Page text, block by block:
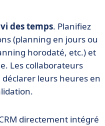
des temps. Planifiez
(planning en jours ou
horodaté, etc.) et
Les collaborateurs
leurs heures en
directement intégré